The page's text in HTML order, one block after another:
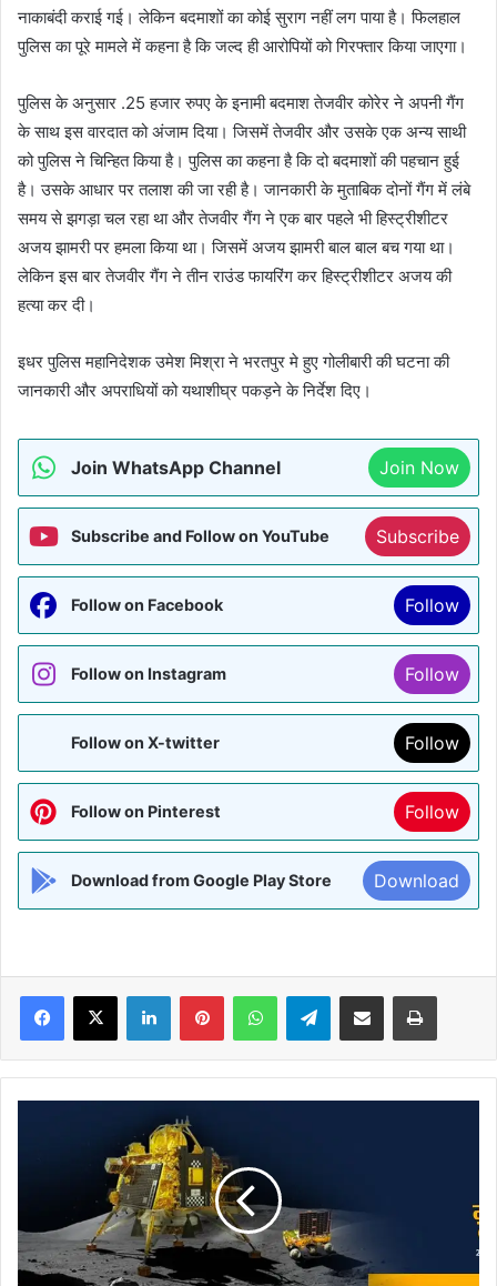
नाकाबंदी कराई गई। लेकिन बदमाशों का कोई सुराग नहीं लग पाया है। फिलहाल
पुलिस का पूरे मामले में कहना है कि जल्द ही आरोपियों को गिरफ्तार किया जाएगा।
पुलिस के अनुसार .25 हजार रुपए के इनामी बदमाश तेजवीर कोरेर ने अपनी गैंग
के साथ इस वारदात को अंजाम दिया। जिसमें तेजवीर और उसके एक अन्य साथी
को पुलिस ने चिन्हित किया है। पुलिस का कहना है कि दो बदमाशों की पहचान हुई
है। उसके आधार पर तलाश की जा रही है। जानकारी के मुताबिक दोनों गैंग में लंबे
समय से झगड़ा चल रहा था और तेजवीर गैंग ने एक बार पहले भी हिस्ट्रीशीटर
अजय झामरी पर हमला किया था। जिसमें अजय झामरी बाल बाल बच गया था।
लेकिन इस बार तेजवीर गैंग ने तीन राउंड फायरिंग कर हिस्ट्रीशीटर अजय की
हत्या कर दी।
इधर पुलिस महानिदेशक उमेश मिश्रा ने भरतपुर मे हुए गोलीबारी की घटना की
जानकारी और अपराधियों को यथाशीघ्र पकड़ने के निर्देश दिए।
Join WhatsApp Channel Join Now
Subscribe and Follow on YouTube Subscribe
Follow on Facebook Follow
Follow on Instagram Follow
Follow on X-twitter Follow
Follow on Pinterest Follow
Download from Google Play Store Download
Facebook
X LinkedInPinterestWhatsAppTelegramShare via Email Print
अनंत
समझे
जाने